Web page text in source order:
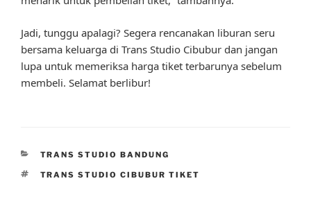
Jadi, tunggu apalagi? Segera rencanakan liburan seru
bersama keluarga di Trans Studio Cibubur dan jangan
lupa untuk memeriksa harga tiket terbarunya sebelum
membeli. Selamat berlibur!
CATEGORIES
TRANS STUDIO BANDUNG
TAGS
TRANS STUDIO CIBUBUR TIKET